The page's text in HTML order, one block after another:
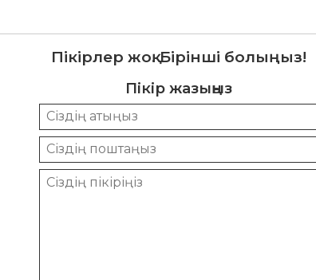
Пікірлер жоқ. Бірінші болыңыз!
Пікір жазыңыз